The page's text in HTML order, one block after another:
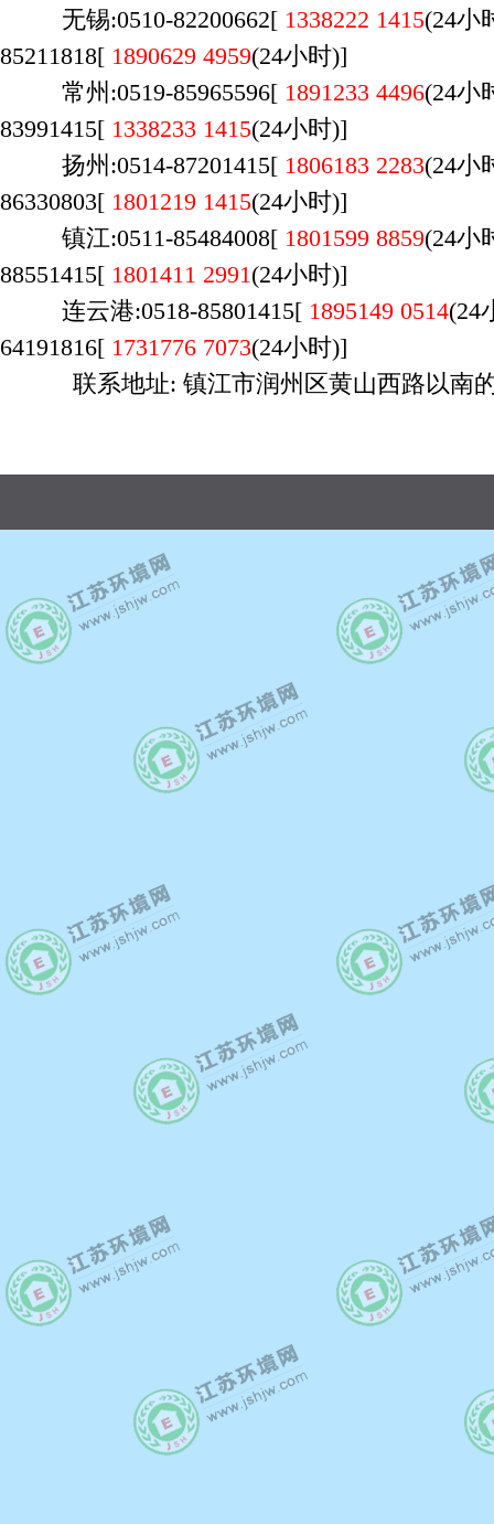
无锡:0510-82200662[ 1338222 1415(24
85211818[ 1890629 4959(24小时)]
常州:0519-85965596[ 1891233 4496(24
83991415[ 1338233 1415(24小时)]
扬州:0514-87201415[ 1806183 2283(24
86330803[ 1801219 1415(24小时)]
镇江:0511-85484008[ 1801599 8859(24
88551415[ 1801411 2991(24小时)]
连云港:0518-85801415[ 1895149 0514
64191816[ 1731776 7073(24小时)]
联系地址: 镇江市润州区黄山西路以南的